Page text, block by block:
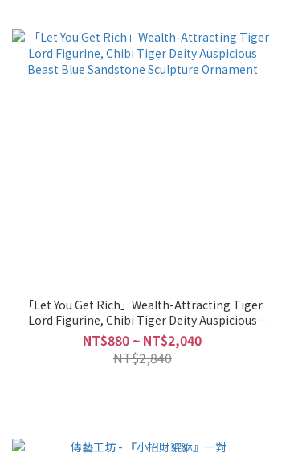
「Let You Get Rich」Wealth-Attracting Tiger
Lord Figurine, Chibi Tiger Deity Auspicious
Beast Blue Sandstone Sculpture Ornament
NT$880 ~ NT$2,040
NT$2,840